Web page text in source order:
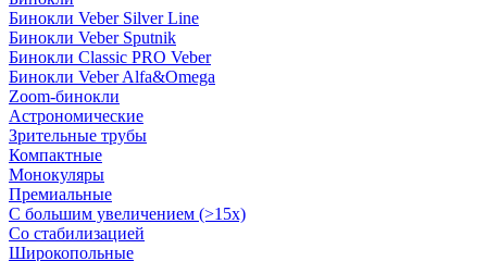
Бинокли Veber Silver Line
Бинокли Veber Sputnik
Бинокли Classic PRO Veber
Бинокли Veber Alfa&Omega
Zoom-бинокли
Астрономические
Зрительные трубы
Компактные
Монокуляры
Премиальные
С большим увеличением (>15x)
Со стабилизацией
Широкопольные